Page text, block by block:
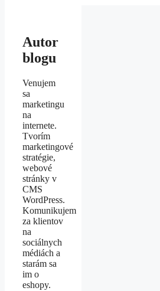
Autor
blogu
Venujem
sa
marketingu
na
internete.
Tvorím
marketingové
stratégie,
webové
stránky v
CMS
WordPress.
Komunikujem
za klientov
na
sociálnych
médiách a
starám sa
im o
eshopy.